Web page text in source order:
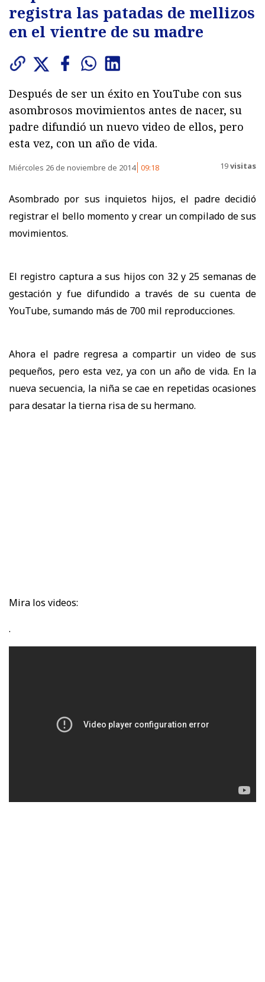
registra las patadas de mellizos
en el vientre de su madre
Después de ser un éxito en YouTube con sus
asombrosos movimientos antes de nacer, su
padre difundió un nuevo video de ellos, pero
esta vez, con un año de vida.
Miércoles 26 de noviembre de 2014 09:18 19visitas
Asombrado por sus inquietos hijos, el padre decidió
registrar el bello momento y crear un compilado de sus
movimientos.
El registro captura a sus hijos con 32 y 25 semanas de
gestación y fue difundido a través de su cuenta de
YouTube, sumando más de 700 mil reproducciones.
Ahora el padre regresa a compartir un video de sus
pequeños, pero esta vez, ya con un año de vida. En la
nueva secuencia, la niña se cae en repetidas ocasiones
para desatar la tierna risa de su hermano.
Mira los videos:
.